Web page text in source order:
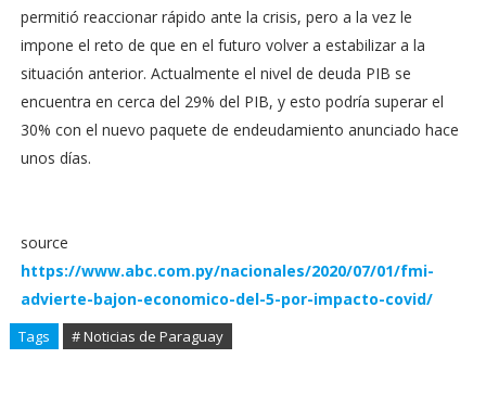
permitió reaccionar rápido ante la crisis, pero a la vez le
impone el reto de que en el futuro volver a estabilizar a la
situación anterior. Actualmente el nivel de deuda PIB se
encuentra en cerca del 29% del PIB, y esto podría superar el
30% con el nuevo paquete de endeudamiento anunciado hace
unos días.
source
https://www.abc.com.py/nacionales/2020/07/01/fmi-
advierte-bajon-economico-del-5-por-impacto-covid/
Tags # Noticias de Paraguay